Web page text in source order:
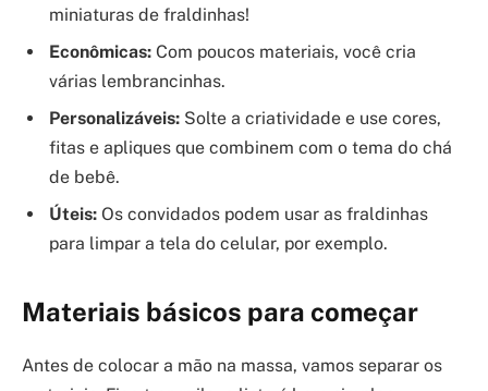
miniaturas de fraldinhas!
Econômicas: Com poucos materiais, você cria
várias lembrancinhas.
Personalizáveis: Solte a criatividade e use cores,
fitas e apliques que combinem com o tema do chá
de bebê.
Úteis: Os convidados podem usar as fraldinhas
para limpar a tela do celular, por exemplo.
Materiais básicos para começar
Antes de colocar a mão na massa, vamos separar os